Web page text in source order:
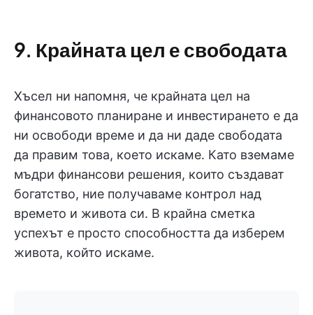
9. Крайната цел е свободата
Хъсел ни напомня, че крайната цел на
финансовото планиране и инвестирането е да
ни освободи време и да ни даде свободата
да правим това, което искаме. Като вземаме
мъдри финансови решения, които създават
богатство, ние получаваме контрол над
времето и живота си. В крайна сметка
успехът е просто способността да изберем
живота, който искаме.